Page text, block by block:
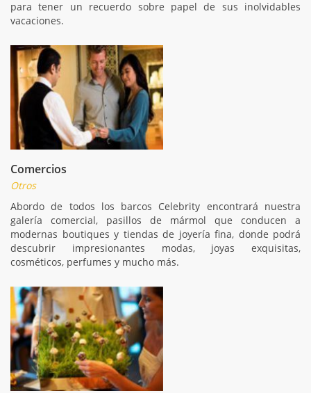
para tener un recuerdo sobre papel de sus inolvidables
vacaciones.
Comercios
Otros
Abordo de todos los barcos Celebrity encontrará nuestra
galería comercial, pasillos de mármol que conducen a
modernas boutiques y tiendas de joyería fina, donde podrá
descubrir impresionantes modas, joyas exquisitas,
cosméticos, perfumes y mucho más.